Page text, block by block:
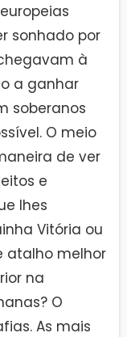
sonhado por
à
a ganhar
soberanos
O meio
de ver
e
lhes
Vitória ou
atalho melhor
na
O
As mais